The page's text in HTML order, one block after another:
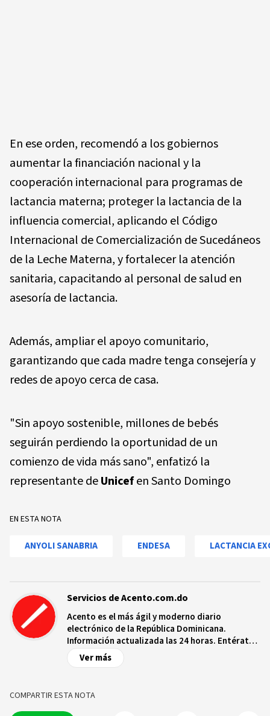
En ese orden, recomendó a los gobiernos
aumentar la financiación nacional y la
cooperación internacional para programas de
lactancia materna; proteger la lactancia de la
influencia comercial, aplicando el Código
Internacional de Comercialización de Sucedáneos
de la Leche Materna, y fortalecer la atención
sanitaria, capacitando al personal de salud en
asesoría de lactancia.
Además, ampliar el apoyo comunitario,
garantizando que cada madre tenga consejería y
redes de apoyo cerca de casa.
"Sin apoyo sostenible, millones de bebés
seguirán perdiendo la oportunidad de un
comienzo de vida más sano", enfatizó la
representante deUnicefen Santo Domingo
EN ESTA NOTA
ANYOLI SANABRIA ENDESA LACTANCIA
Servicios de Acento.com.do
Acento es el más ágil y moderno diario
electrónico de la República Dominicana.
Información actualizada las 24 horas. Entérate
de las noticias y sucesos más importantes a
nivel nacional e internacional, videos y fotos
Ver más
COMPARTIR ESTA NOTA